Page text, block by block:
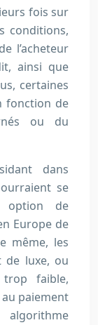
fois sur
conditions,
l’acheteur
ainsi que
certaines
fonction de
ou du
dans
se
option de
Europe de
même, les
de luxe, ou
faible,
paiement
algorithme